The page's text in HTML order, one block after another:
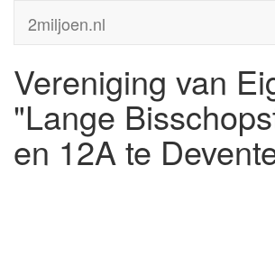
2miljoen.nl
Vereniging van
"Lange
en 12A te